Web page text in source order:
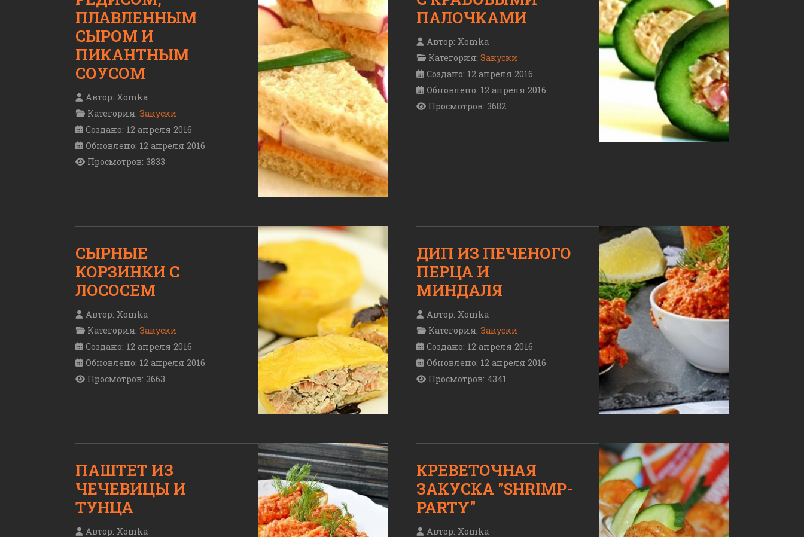
ПЛАВЛЕННЫМ
СЫРОМ И
ПИКАНТНЫМ
СОУСОМ
Автор: Xomka
Категория: Закуски
Создано: 12 апреля 2016
Обновлено: 12 апреля 2016
Просмотров: 3833
ПАЛОЧКАМИ
Автор: Xomka
Категория: Закуски
Создано: 12 апреля 2016
Обновлено: 12 апреля 2016
Просмотров: 3682
СЫРНЫЕ
КОРЗИНКИ С
ЛОСОСЕМ
Автор: Xomka
Категория: Закуски
Создано: 12 апреля 2016
Обновлено: 12 апреля 2016
Просмотров: 3663
ДИП ИЗ ПЕЧЕНОГО
ПЕРЦА И
МИНДАЛЯ
Автор: Xomka
Категория: Закуски
Создано: 12 апреля 2016
Обновлено: 12 апреля 2016
Просмотров: 4341
ПАШТЕТ ИЗ
ЧЕЧЕВИЦЫ И
ТУНЦА
Автор: Xomka
КРЕВЕТОЧНАЯ
ЗАКУСКА "SHRIMP-
PARTY"
Автор: Xomka